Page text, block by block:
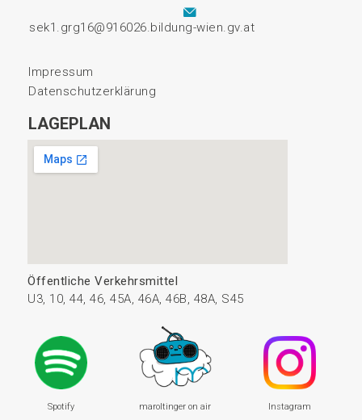
sek1.grg16@916026.bildung-wien.gv.at
Impressum
Datenschutzerklärung
LAGEPLAN
Öffentliche Verkehrsmittel
U3, 10, 44, 46, 45A, 46A, 46B, 48A, S45
Spotify maroltinger on air Instagram